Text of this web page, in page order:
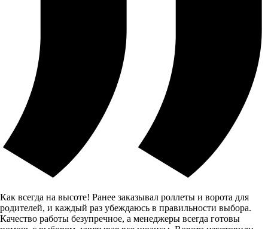
Как всегда на высоте! Ранее заказывал роллеты и ворота для
родителей, и каждый раз убеждаюсь в правильности выбора.
Качество работы безупречное, а менеджеры всегда готовы